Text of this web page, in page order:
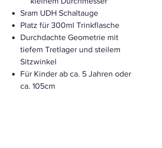
Sram UDH Schaltauge
Platz für 300ml Trinkflasche
Durchdachte Geometrie mit
tiefem Tretlager und steilem
Sitzwinkel
Für Kinder ab ca. 5 Jahren oder
ca. 105cm